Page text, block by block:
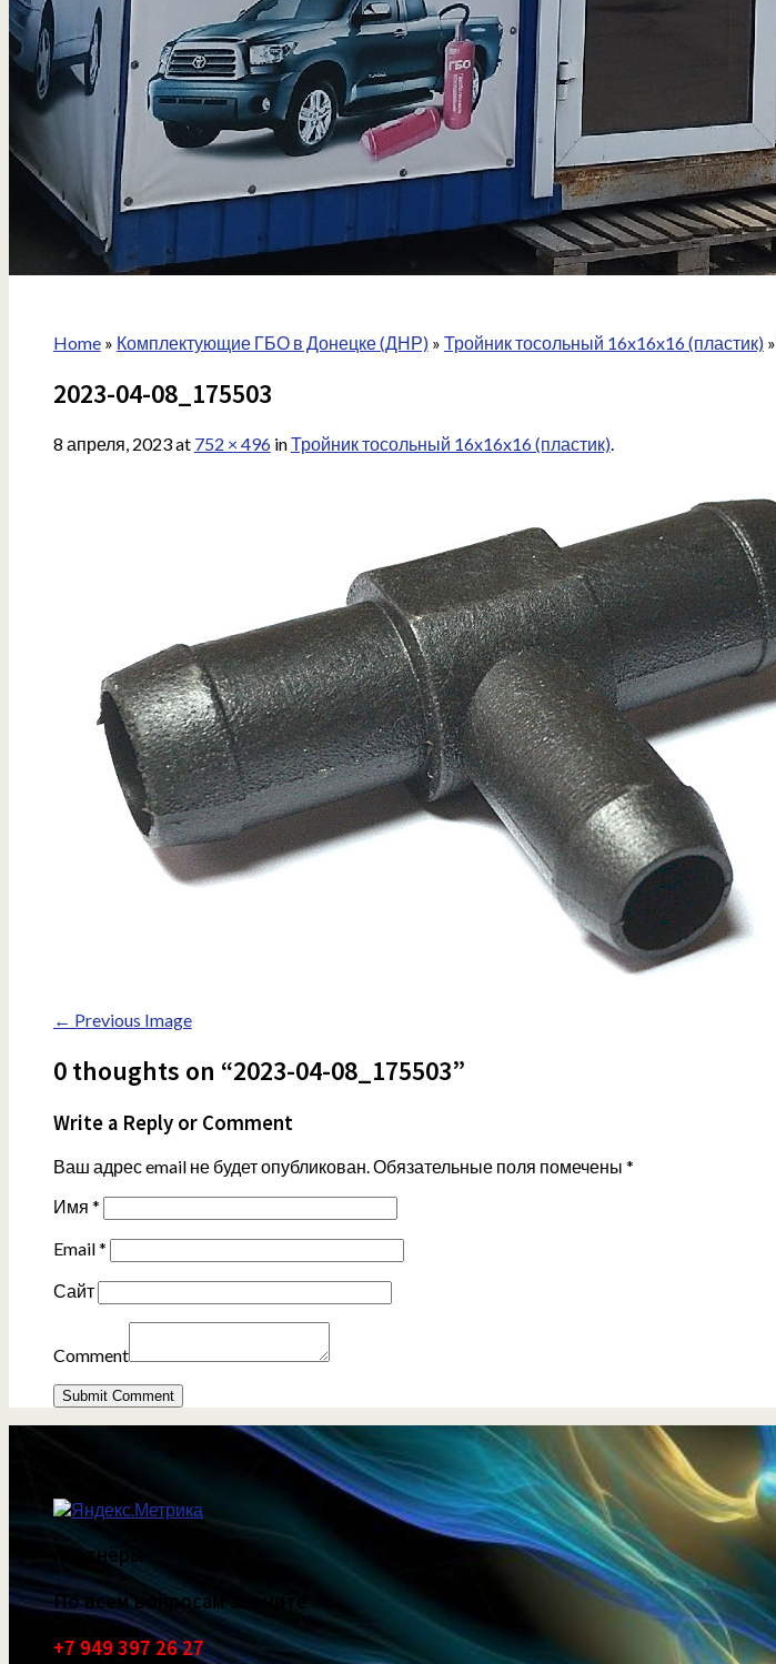
Home» Комплектующие ГБО в Донецке (ДНР)» Тройник тосольный 16x16x16 (пластик)»
2023-04-08_175503
8 апреля, 2023at 752 × 496inТройник тосольный 16x16x16 (пластик).
← Previous Image
0 thoughts on “2023-04-08_175503”
Write a Reply or Comment
Ваш адрес email не будет опубликован.Обязательные поля помечены *
Имя *
Email*
Сайт
Comment
партнёры
По всем вопросам звоните
+7 949 397 26 27